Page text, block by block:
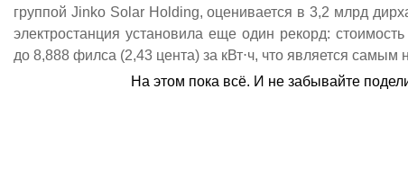
группой Jinko Solar Holding, оценивается в 3,2 млрд
электростанция установила еще один рекорд:
до 8,888 филса (2,43 цента) за кВт⋅ч, что является самым
На этом пока всё. И не забывайте